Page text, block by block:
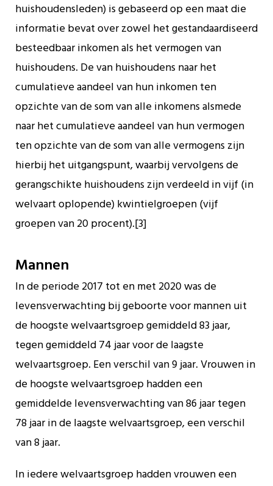
huishoudensleden) is gebaseerd op een maat die
informatie bevat over zowel het gestandaardiseerd
besteedbaar inkomen als het vermogen van
huishoudens. De van huishoudens naar het
cumulatieve aandeel van hun inkomen ten
opzichte van de som van alle inkomens alsmede
naar het cumulatieve aandeel van hun vermogen
ten opzichte van de som van alle vermogens zijn
hierbij het uitgangspunt, waarbij vervolgens de
gerangschikte huishoudens zijn verdeeld in vijf (in
welvaart oplopende) kwintielgroepen (vijf
groepen van 20 procent).[3]
Mannen
In de periode 2017 tot en met 2020 was de
levensverwachting bij geboorte voor mannen uit
de hoogste welvaartsgroep gemiddeld 83 jaar,
tegen gemiddeld 74 jaar voor de laagste
welvaartsgroep. Een verschil van 9 jaar. Vrouwen in
de hoogste welvaartsgroep hadden een
gemiddelde levensverwachting van 86 jaar tegen
78 jaar in de laagste welvaartsgroep, een verschil
van 8 jaar.
In iedere welvaartsgroep hadden vrouwen een